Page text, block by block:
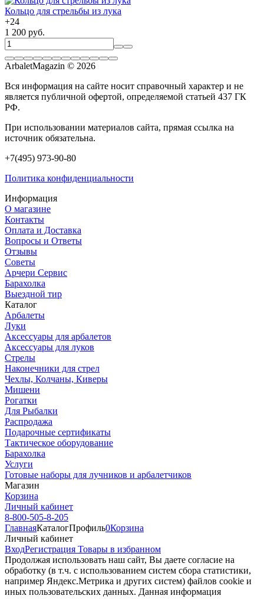
Кольцо для стрельбы из лука
+24
1 200 руб.
ArbaletMagazin © 2026
Вся информация на сайте носит справочный характер и не
является публичной офертой, определяемой статьей 437 ГК
РФ.
При использовании материалов сайта, прямая ссылка на
источник обязательна.
+7(495) 973-90-80
Политика конфиденциальности
Информация
О магазине
Контакты
Оплата и Доставка
Вопросы и Ответы
Отзывы
Советы
Арчери Сервис
Барахолка
Выездной тир
Каталог
Арбалеты
Луки
Аксессуары для арбалетов
Аксессуары для луков
Стрелы
Наконечники для стрел
Чехлы, Колчаны, Киверы
Мишени
Рогатки
Для Рыбалки
Распродажа
Подарочные сертификаты
Тактическое оборудование
Барахолка
Услуги
Готовые наборы для лучников и арбалетчиков
Магазин
Корзина
Личный кабинет
8-800-505-8-205
ГлавнаяКаталогПрофиль0Корзина
Личный кабинет
ВходРегистрация Товары в избранном
Продолжая использовать наш cайт, Вы даете согласие на
обработку (в т.ч. с использованием систем сбора статистики,
например Яндекс.Метрика и других систем) файлов cookie и
иных пользовательских данных. Данная информация